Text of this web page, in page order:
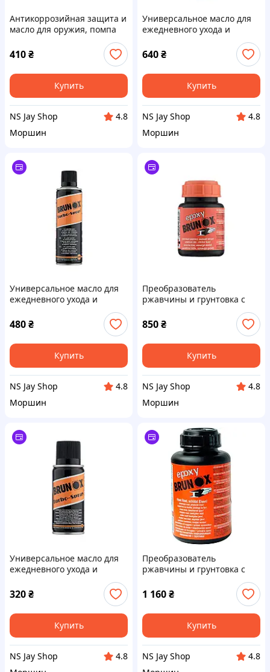
Антикоррозийная защита и
масло для оружия, помпа
410₴
Купить
NS Jay Shop
4.8
Моршин
Универсальное масло для
ежедневного ухода и
спрей Brunox Turbo-Spray
400ml
640₴
Купить
NS Jay Shop
4.8
Моршин
Универсальное масло для
ежедневного ухода и
спрей Brunox Turbo-Spray
300ml
480₴
Купить
NS Jay Shop
4.8
Моршин
Преобразователь
ржавчины и грунтовка с
эпоксидной смолой Brunox
Epoxy 100ml
850₴
Купить
NS Jay Shop
4.8
Моршин
Универсальное масло для
ежедневного ухода и
спрей Brunox Turbo-Spray
100ml
320₴
Купить
NS Jay Shop
4.8
Преобразователь
ржавчины и грунтовка с
эпоксидной смолой Brunox
Epoxy 250 ml
1 160₴
Купить
NS Jay Shop
4.8